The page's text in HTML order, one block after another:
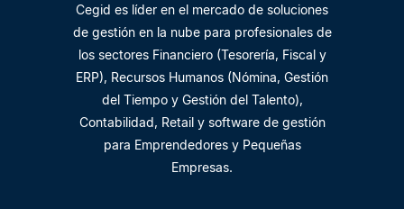
Cegid es líder en el mercado de soluciones
de gestión en la nube para profesionales de
los sectores Financiero (Tesorería, Fiscal y
ERP), Recursos Humanos (Nómina, Gestión
del Tiempo y Gestión del Talento),
Contabilidad, Retail y software de gestión
para Emprendedores y Pequeñas
Empresas.